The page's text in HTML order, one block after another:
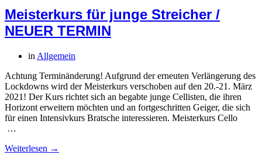
Meisterkurs für junge Streicher /
NEUER TERMIN
in Allgemein
Achtung Terminänderung! Aufgrund der erneuten Verlängerung des
Lockdowns wird der Meisterkurs verschoben auf den 20.-21. März
2021! Der Kurs richtet sich an begabte junge Cellisten, die ihren
Horizont erweitern möchten und an fortgeschritten Geiger, die sich
für einen Intensivkurs Bratsche interessieren. Meisterkurs Cello
…
Weiterlesen →